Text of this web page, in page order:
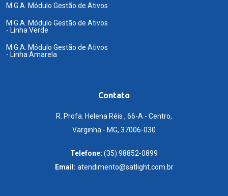
M.G.A. Módulo Gestão de Ativos
M.G.A. Módulo Gestão de Ativos
- Linha Verde
M.G.A. Módulo Gestão de Ativos
- Linha Amarela
Contato
R. Profa. Helena Réis , 66-A - Centro,
Varginha - MG, 37006-030
Telefone: (35) 98852-0899
Email: atendimento@satlight.com.br